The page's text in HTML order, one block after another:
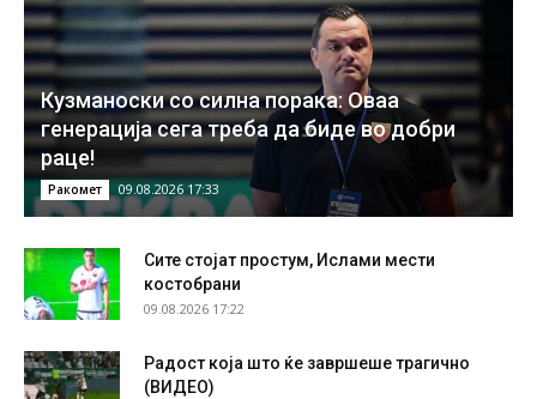
Кузманоски со силна порака: Оваа
генерација сега треба да биде во добри
раце!
Ракомет 09.08.2026 17:33
Сите стојат простум, Ислами мести
костобрани
09.08.2026 17:22
Радост која што ќе завршеше трагично
(ВИДЕО)